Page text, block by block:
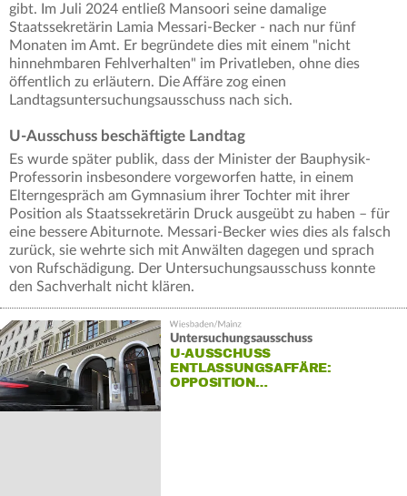
gibt. Im Juli 2024 entließ Mansoori seine damalige
Staatssekretärin Lamia Messari-Becker - nach nur fünf
Monaten im Amt. Er begründete dies mit einem "nicht
hinnehmbaren Fehlverhalten" im Privatleben, ohne dies
öffentlich zu erläutern. Die Affäre zog einen
Landtagsuntersuchungsausschuss nach sich.
U-Ausschuss beschäftigte Landtag
Es wurde später publik, dass der Minister der Bauphysik-
Professorin insbesondere vorgeworfen hatte, in einem
Elterngespräch am Gymnasium ihrer Tochter mit ihrer
Position als Staatssekretärin Druck ausgeübt zu haben – für
eine bessere Abiturnote. Messari-Becker wies dies als falsch
zurück, sie wehrte sich mit Anwälten dagegen und sprach
von Rufschädigung. Der Untersuchungsausschuss konnte
den Sachverhalt nicht klären.
Untersuchungsausschuss
U-AUSSCHUSS
ENTLASSUNGSAFFÄRE:
OPPOSITION…